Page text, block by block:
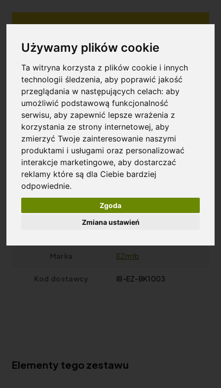
Używamy plików cookie
Ta witryna korzysta z plików cookie i innych
technologii śledzenia, aby poprawić jakość
przeglądania w następujących celach:aby
umożliwić podstawową funkcjonalność
serwisu,aby zapewnić lepsze wrażenia z
korzystania ze strony internetowej,aby
zmierzyć Twoje zainteresowanie naszymi
produktami i usługami oraz personalizować
interakcje marketingowe,aby dostarczać
reklamy które są dla Ciebie bardziej
odpowiednie.
Zgoda
Zmiana ustawień
Marka EZmtb to ceniony producent użytecznych narzędzi
rowerowych. Marka znana z wysokiej jakości, uniwersalnych i
łatwych w użyciu zestawów do odpowietrzania hamulców
hydraulicznych kompatybilnych z systemami takich marek jak
Shimano czy SRAM. Produkty EZmtb wyróżniają się trwałością,
przystępną ceną oraz pozytywnymi opiniami użytkowników.
Firma stale rozwija swoje rozwiązania, dostosowując je do
potrzeb rowerzystów zyskując zadowolenie i pozytywne
opinie klientów na całym świecie.
Specyfikacja
Marka EZmtb
Kod dostawcy IB-EZ-BK1003
Elementy tego zestawu